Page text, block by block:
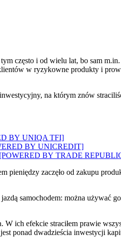
często i od wielu lat, bo sam
w ryzykowne produkty i
na którym znów
BY UNIQA TFI]
BY UNICREDIT]
[POWERED BY TRADE
pieniędzy zaczęło od zakupu
samochodem: można używać
ich efekcie straciłem prawie
ponad dwadzieścia inwestycji